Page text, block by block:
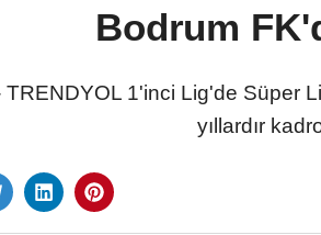
Bodrum
1'inci Lig'de Süper
yıllardır